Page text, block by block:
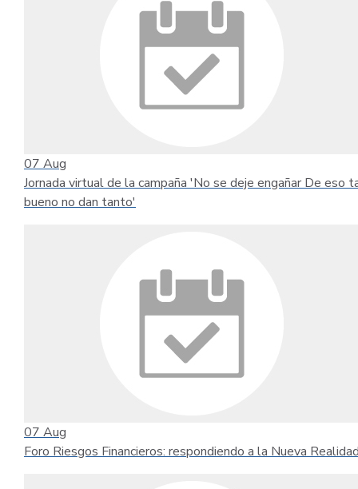
07 Aug
Jornada virtual de la campaña 'No se deje engañar De eso
bueno no dan tanto'
07 Aug
Foro Riesgos Financieros: respondiendo a la Nueva